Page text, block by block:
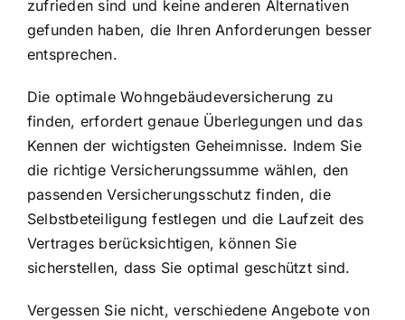
zufrieden sind und keine anderen Alternativen
gefunden haben, die Ihren Anforderungen besser
entsprechen.
Die optimale Wohngebäudeversicherung zu
finden, erfordert genaue Überlegungen und das
Kennen der wichtigsten Geheimnisse. Indem Sie
die richtige Versicherungssumme wählen, den
passenden Versicherungsschutz finden, die
Selbstbeteiligung festlegen und die Laufzeit des
Vertrages berücksichtigen, können Sie
sicherstellen, dass Sie optimal geschützt sind.
Vergessen Sie nicht, verschiedene Angebote von